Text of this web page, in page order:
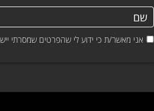
אני מאשר/ת כי ידוע לי שהפרטים שמסרתי יישמרו